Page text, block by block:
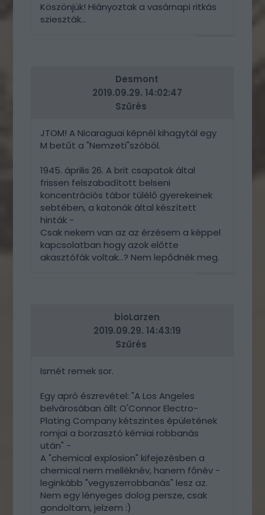
Köszönjük! Hiányoztak a vasárnapi ritkás
szieszták...
Desmont
2019.09.29. 14:02:47
Szűrés
JTOM! A Nicaraguai képnél kihagytál egy
M betűt a "Nemzeti"szóból.
1945. április 26. A brit csapatok által
frissen felszabadított belseni
koncentrációs tábor túlélő gyerekeinek
sebtében, a katonák által készített
hinták -
Csak nekem van az az érzésem a képpel
kapcsolatban hogy azok előtte
akasztófák voltak...? Nem lepődnék meg.
bioLarzen
2019.09.29. 14:43:19
Szűrés
Ismét remek sor.
Egy apró észrevétel: "A Los Angeles
belvárosában állt O'Connor Electro-
Plating Company kétszintes épületének
romjai a borzasztó kémiai robbanás
után" -
A "chemical explosion" kifejezésben a
chemical nem melléknév, hanem főnév -
leginkább "vegyszerrobbanás" lesz az.
Nem egy lényeges dolog persze, csak
gondoltam, jelzem :)